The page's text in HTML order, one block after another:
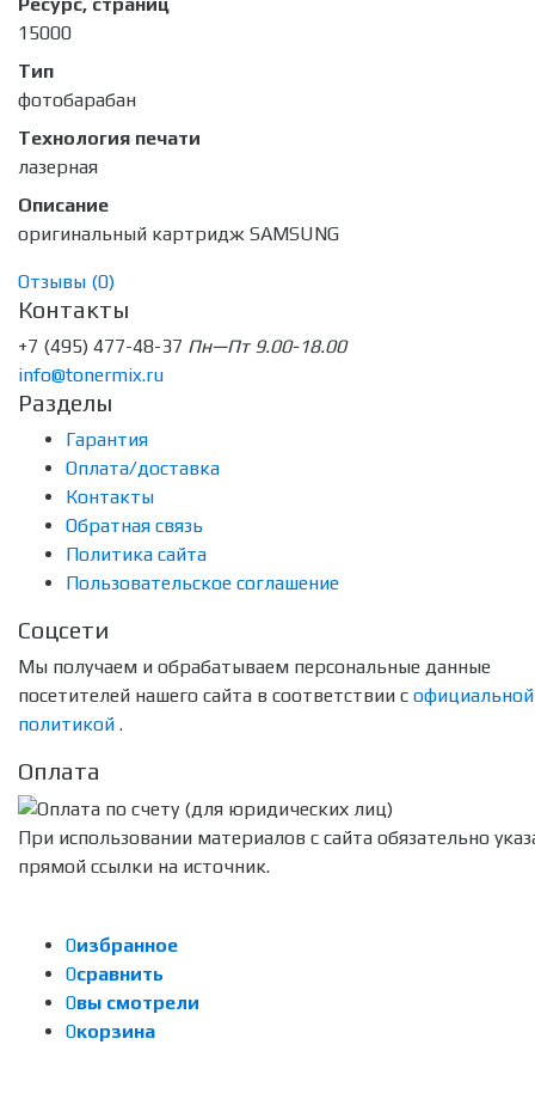
15000
Тип
фотобарабан
Технология печати
лазерная
Описание
оригинальный картридж SAMSUNG
Отзывы (0)
Контакты
+7 (495) 477-48-37 Пн—Пт 9.00-18.00
info@tonermix.ru
Разделы
Гарантия
Оплата/доставка
Контакты
Обратная связь
Политика сайта
Пользовательское соглашение
Соцсети
Мы получаем и обрабатываем персональные данные
посетителей нашего сайта в соответствии с официальной
политикой .
Оплата
При использовании материалов с сайта обязательно
прямой ссылки на источник.
0избранное
0сравнить
0вы смотрели
0корзина